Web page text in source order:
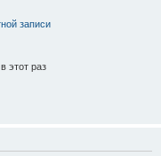
записи
этот раз